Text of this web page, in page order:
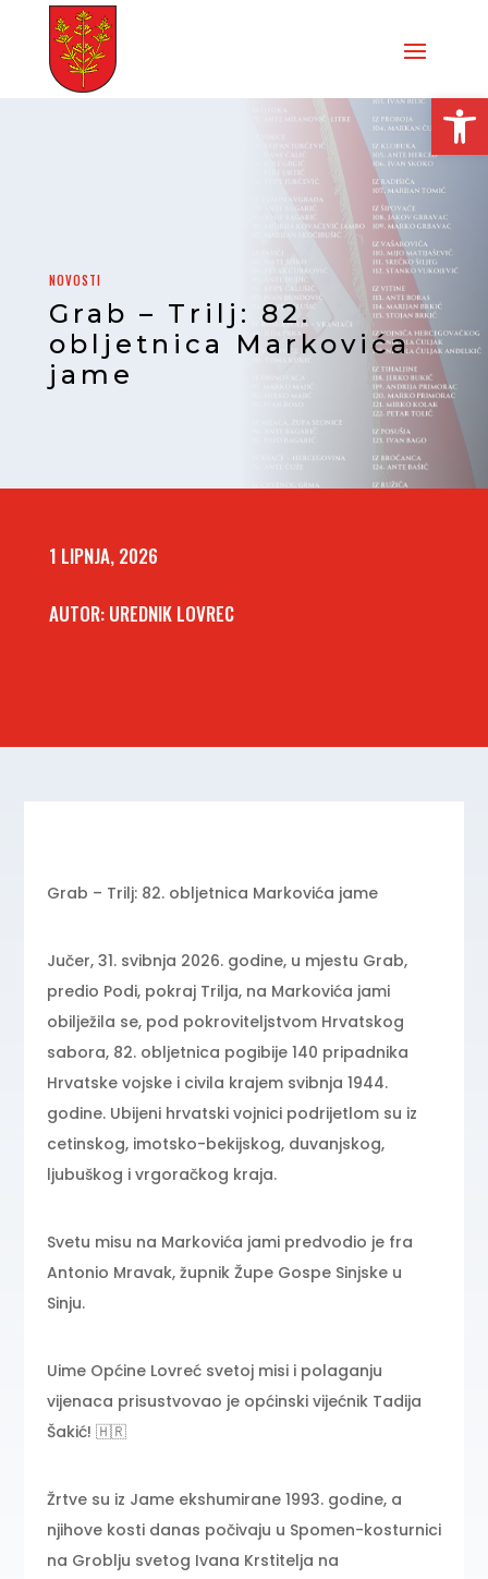
NOVOSTI
Grab – Trilj: 82.
obljetnica Markovića
jame
1 LIPNJA, 2026
AUTOR: UREDNIK LOVREC
Grab – Trilj: 82. obljetnica Markovića jame
Jučer, 31. svibnja 2026. godine, u mjestu Grab,
predio Podi, pokraj Trilja, na Markovića jami
obilježila se, pod pokroviteljstvom Hrvatskog
sabora, 82. obljetnica pogibije 140 pripadnika
Hrvatske vojske i civila krajem svibnja 1944.
godine. Ubijeni hrvatski vojnici podrijetlom su iz
cetinskog, imotsko-bekijskog, duvanjskog,
ljubuškog i vrgoračkog kraja.
Svetu misu na Markovića jami predvodio je fra
Antonio Mravak, župnik Župe Gospe Sinjske u
Sinju.
Uime Općine Lovreć svetoj misi i polaganju
vijenaca prisustvovao je općinski vijećnik Tadija
Šakić! 🇭🇷
Žrtve su iz Jame ekshumirane 1993. godine, a
njihove kosti danas počivaju u Spomen-kosturnici
na Groblju svetog Ivana Krstitelja na